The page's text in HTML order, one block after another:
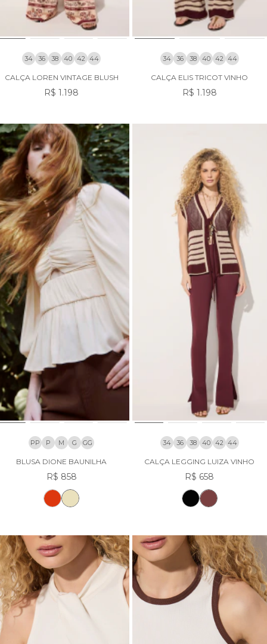
34 36 38 40 42 44
CALÇA LOREN VINTAGE BLUSH
R$ 1.198
34 36 38 40 42 44
CALÇA ELIS TRICOT VINHO
R$ 1.198
PP P M G GG
BLUSA DIONE BAUNILHA
R$ 858
34 36 38 40 42 44
CALÇA LEGGING LUIZA VINHO
R$ 658